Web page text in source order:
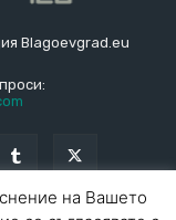
Blagoevgrad.eu
на Вашето